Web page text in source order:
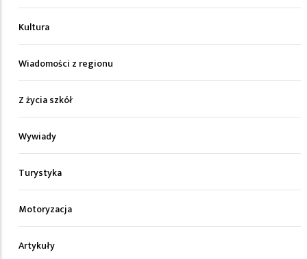
Kultura
Wiadomości z regionu
Z życia szkół
Wywiady
Turystyka
Motoryzacja
Artykuły